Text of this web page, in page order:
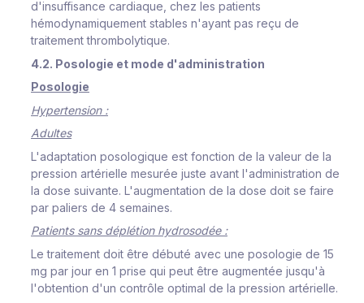
d'insuffisance cardiaque, chez les patients
hémodynamiquement stables n'ayant pas reçu de
traitement thrombolytique.
4.2. Posologie et mode d'administration
Posologie
Hypertension :
Adultes
L'adaptation posologique est fonction de la valeur de la
pression artérielle mesurée juste avant l'administration de
la dose suivante. L'augmentation de la dose doit se faire
par paliers de 4 semaines.
Patients sans déplétion hydrosodée :
Le traitement doit être débuté avec une posologie de 15
mg par jour en 1 prise qui peut être augmentée jusqu'à
l'obtention d'un contrôle optimal de la pression artérielle.